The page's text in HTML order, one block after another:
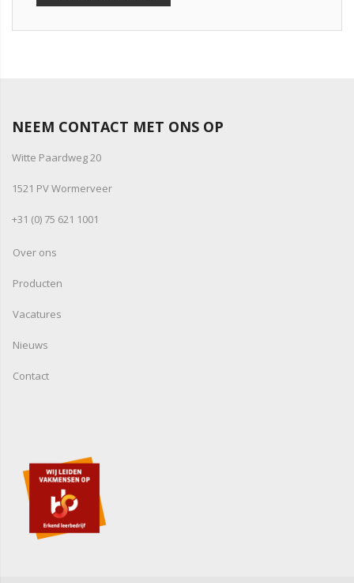
NEEM CONTACT MET ONS OP
Witte Paardweg 20
1521 PV Wormerveer
+31 (0) 75 621 1001
Over ons
Producten
Vacatures
Nieuws
Contact